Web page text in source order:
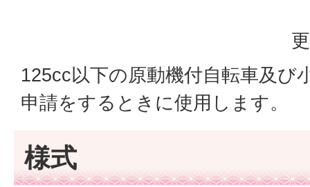
125cc以下の原動機付自転車及び
申請をするときに使用します。
様式